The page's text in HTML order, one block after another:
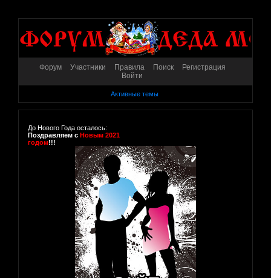
Форум Участники Правила Поиск
Регистрация
Войти
Активные темы
До Нового Года осталось:
Поздравляем с Новым 2021
годом!!!